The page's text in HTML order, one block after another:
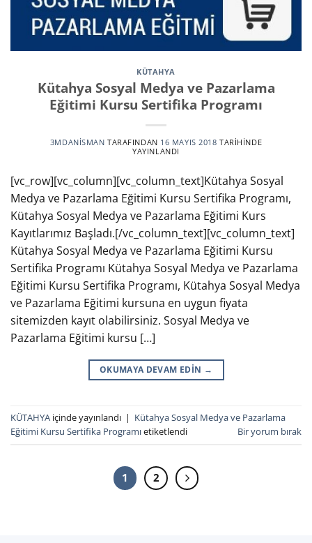
KÜTAHYA
Kütahya Sosyal Medya ve Pazarlama
Eğitimi Kursu Sertifika Programı
3MDANISMAN TARAFINDAN 16 MAYIS 2018 TARIHINDE
YAYINLANDI
[vc_row][vc_column][vc_column_text]Kütahya Sosyal
Medya ve Pazarlama Eğitimi Kursu Sertifika Programı,
Kütahya Sosyal Medya ve Pazarlama Eğitimi Kurs
Kayıtlarımız Başladı.[/vc_column_text][vc_column_text]
Kütahya Sosyal Medya ve Pazarlama Eğitimi Kursu
Sertifika Programı Kütahya Sosyal Medya ve Pazarlama
Eğitimi Kursu Sertifika Programı, Kütahya Sosyal Medya
ve Pazarlama Eğitimi kursuna en uygun fiyata
sitemizden kayıt olabilirsiniz. Sosyal Medya ve
Pazarlama Eğitimi kursu […]
OKUMAYA DEVAM EDIN →
KÜTAHYA içinde yayınlandı | Kütahya Sosyal Medya ve Pazarlama
Eğitimi Kursu Sertifika Programıetiketlendi Bir yorum bırak
1 2